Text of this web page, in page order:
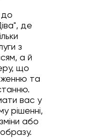
де
з
а й
що
та
вас у
рішенні,
або